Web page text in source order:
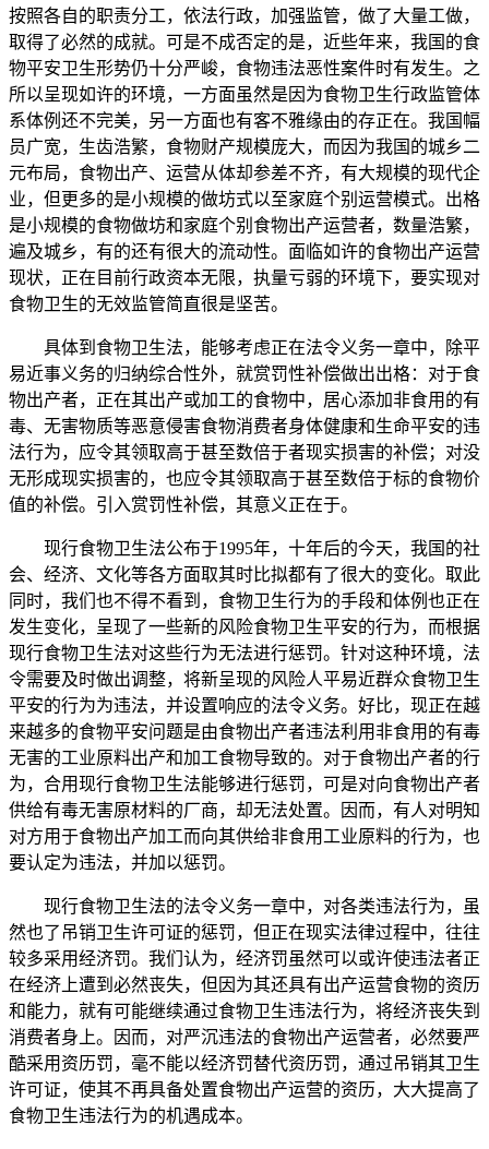
按照各自的职责分工，依法行政，加强监管，做了大量工做，
取得了必然的成就。可是不成否定的是，近些年来，我国的食
物平安卫生形势仍十分严峻，食物违法恶性案件时有发生。之
所以呈现如许的环境，一方面虽然是因为食物卫生行政监管体
系体例还不完美，另一方面也有客不雅缘由的存正在。我国幅
员广宽，生齿浩繁，食物财产规模庞大，而因为我国的城乡二
元布局，食物出产、运营从体却参差不齐，有大规模的现代企
业，但更多的是小规模的做坊式以至家庭个别运营模式。出格
是小规模的食物做坊和家庭个别食物出产运营者，数量浩繁，
遍及城乡，有的还有很大的流动性。面临如许的食物出产运营
现状，正在目前行政资本无限，执量亏弱的环境下，要实现对
食物卫生的无效监管简直很是坚苦。
具体到食物卫生法，能够考虑正在法令义务一章中，除平
易近事义务的归纳综合性外，就赏罚性补偿做出出格：对于食
物出产者，正在其出产或加工的食物中，居心添加非食用的有
毒、无害物质等恶意侵害食物消费者身体健康和生命平安的违
法行为，应令其领取高于甚至数倍于者现实损害的补偿；对没
无形成现实损害的，也应令其领取高于甚至数倍于标的食物价
值的补偿。引入赏罚性补偿，其意义正在于。
现行食物卫生法公布于1995年，十年后的今天，我国的社
会、经济、文化等各方面取其时比拟都有了很大的变化。取此
同时，我们也不得不看到，食物卫生行为的手段和体例也正在
发生变化，呈现了一些新的风险食物卫生平安的行为，而根据
现行食物卫生法对这些行为无法进行惩罚。针对这种环境，法
令需要及时做出调整，将新呈现的风险人平易近群众食物卫生
平安的行为为违法，并设置响应的法令义务。好比，现正在越
来越多的食物平安问题是由食物出产者违法利用非食用的有毒
无害的工业原料出产和加工食物导致的。对于食物出产者的行
为，合用现行食物卫生法能够进行惩罚，可是对向食物出产者
供给有毒无害原材料的厂商，却无法处置。因而，有人对明知
对方用于食物出产加工而向其供给非食用工业原料的行为，也
要认定为违法，并加以惩罚。
现行食物卫生法的法令义务一章中，对各类违法行为，虽
然也了吊销卫生许可证的惩罚，但正在现实法律过程中，往往
较多采用经济罚。我们认为，经济罚虽然可以或许使违法者正
在经济上遭到必然丧失，但因为其还具有出产运营食物的资历
和能力，就有可能继续通过食物卫生违法行为，将经济丧失到
消费者身上。因而，对严沉违法的食物出产运营者，必然要严
酷采用资历罚，毫不能以经济罚替代资历罚，通过吊销其卫生
许可证，使其不再具备处置食物出产运营的资历，大大提高了
食物卫生违法行为的机遇成本。